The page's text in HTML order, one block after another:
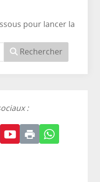
pour lancer la
Rechercher
: